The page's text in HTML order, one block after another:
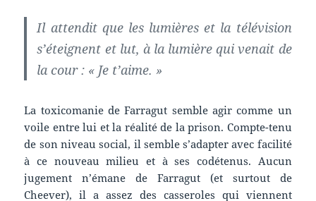
Il attendit que les lumières et la télévision
s’éteignent et lut, à la lumière qui venait de
la cour : « Je t’aime. »
La toxicomanie de Farragut semble agir comme un
voile entre lui et la réalité de la prison. Compte-tenu
de son niveau social, il semble s’adapter avec facilité
à ce nouveau milieu et à ses codétenus. Aucun
jugement n’émane de Farragut (et surtout de
Cheever), il a assez des casseroles qui viennent